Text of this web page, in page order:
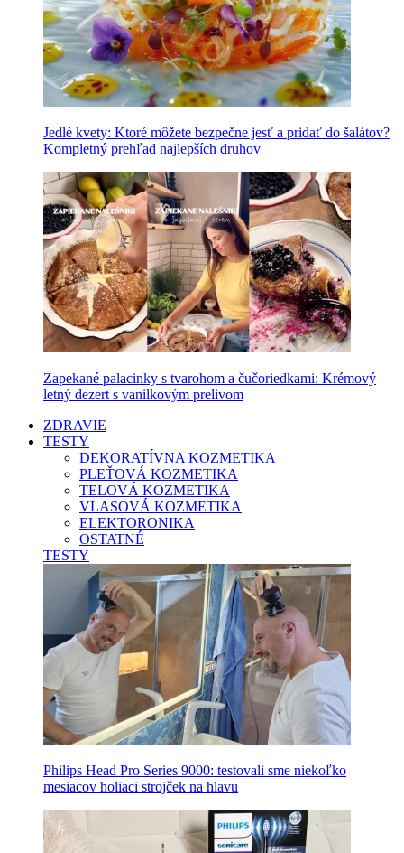
Jedlé kvety: Ktoré môžete bezpečne jesť a pridať do šalátov?
Kompletný prehľad najlepších druhov
Zapekané palacinky s tvarohom a čučoriedkami: Krémový
letný dezert s vanilkovým prelivom
ZDRAVIE
TESTY
DEKORATÍVNA KOZMETIKA
PLEŤOVÁ KOZMETIKA
TELOVÁ KOZMETIKA
VLASOVÁ KOZMETIKA
ELEKTORONIKA
OSTATNÉ
TESTY
Philips Head Pro Series 9000: testovali sme niekoľko
mesiacov holiaci strojček na hlavu